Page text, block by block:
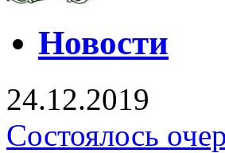
Новости
24.12.2019
Состоялось